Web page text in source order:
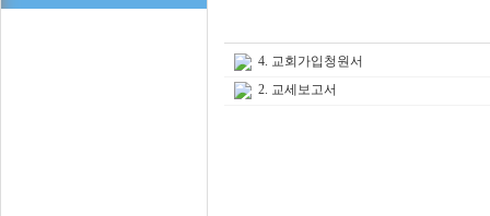
4. 교회가입청원서
2. 교세보고서